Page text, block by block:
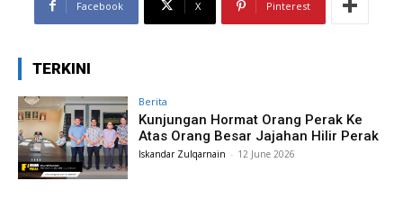
Facebook X Pinterest
TERKINI
Berita
Kunjungan Hormat Orang Perak Ke
Atas Orang Besar Jajahan Hilir Perak
Iskandar Zulqarnain - 12 June 2026